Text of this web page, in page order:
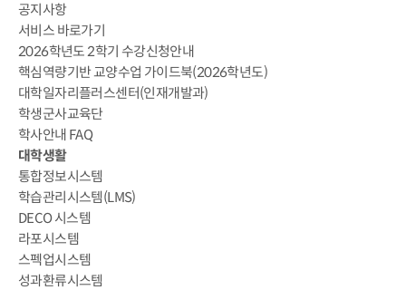
공지사항
서비스 바로가기
2026학년도 2학기 수강신청안내
핵심역량기반 교양수업 가이드북(2026학년도)
대학일자리플러스센터(인재개발과)
학생군사교육단
학사안내 FAQ
대학생활
통합정보시스템
학습관리시스템(LMS)
DECO 시스템
라포시스템
스펙업시스템
성과환류시스템